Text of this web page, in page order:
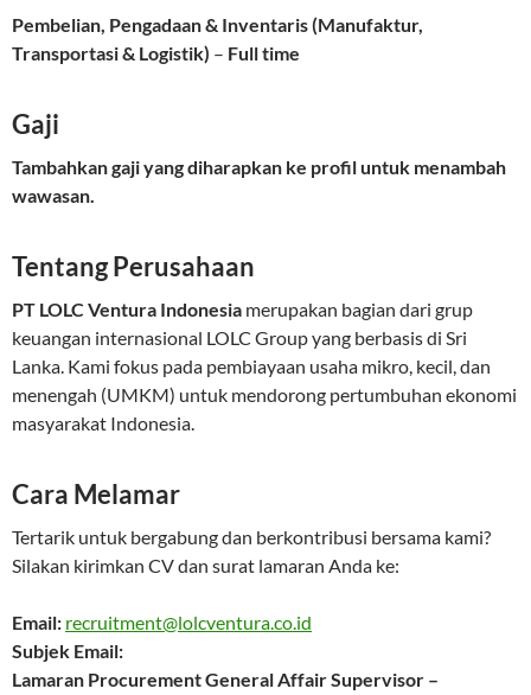
Pembelian, Pengadaan & Inventaris (Manufaktur,
Transportasi & Logistik) – Full time
Gaji
Tambahkan gaji yang diharapkan ke profil untuk menambah
wawasan.
Tentang Perusahaan
PT LOLC Ventura Indonesia merupakan bagian dari grup
keuangan internasional LOLC Group yang berbasis di Sri
Lanka. Kami fokus pada pembiayaan usaha mikro, kecil, dan
menengah (UMKM) untuk mendorong pertumbuhan ekonomi
masyarakat Indonesia.
Cara Melamar
Tertarik untuk bergabung dan berkontribusi bersama kami?
Silakan kirimkan CV dan surat lamaran Anda ke:
Email: recruitment@lolcventura.co.id
Subjek Email:
Lamaran Procurement General Affair Supervisor –